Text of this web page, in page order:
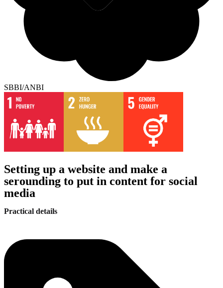
SBBI/ANBI
Setting up a website and make a
serounding to put in content for social
media
Practical details